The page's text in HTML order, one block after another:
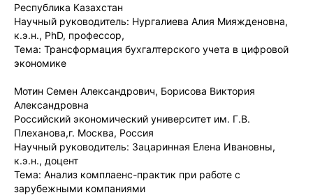
Республика Казахстан
Научный руководитель: Нургалиева Алия Мияжденовна,
к.э.н., PhD, профессор,
Тема: Трансформация бухгалтерского учета в цифровой
экономике
Мотин Семен Александрович, Борисова Виктория
Александровна
Российский экономический университет им. Г.В.
Плеханова,г. Москва, Россия
Научный руководитель: Зацаринная Елена Ивановны,
к.э.н., доцент
Тема: Анализ комплаенс-практик при работе с
зарубежными компаниями